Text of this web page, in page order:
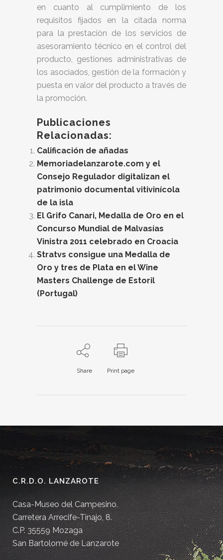
en cuanto al cumplimiento de los
requisitos fijados en la citada norma
para la prestación de los servicios de
asesoramiento técnico en el control del
producto, gestiones administrativas de
los asociados, gestión de la formación y
puesta en valor del producto a través de
la promoción.
Publicaciones
Relacionadas:
Calificación de añadas
Memoriadelanzarote.com y el
Consejo Regulador digitalizan el
patrimonio documental vitivinícola
de la isla
El Grifo Canari, Medalla de Oro en el
Concurso Mundial de Malvasías
Vinistra 2011 celebrado en Croacia
Stratvs consigue una Medalla de
Oro y tres de Plata en el Wine
Masters Challenge de Estoril
(Portugal)
Share Print page
C.R.D.O. LANZAROTE
Casa-Museo del Campesino.
Carretera Arrecife-Tinajo, 8.
C.P. 35559 Mozaga
San Bartolomé de Lanzarote